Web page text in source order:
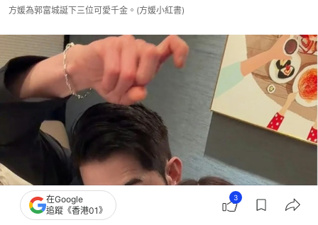
方媛為郭富城誕下三位可愛千金。(方媛小紅書)
在Google
追蹤《香港01》
3